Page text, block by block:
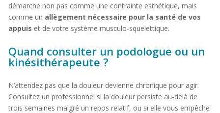
démarche non pas comme une contrainte esthétique, mais
comme un allègement nécessaire pour la santé de vos
appuis et de votre système musculo-squelettique.
Quand consulter un podologue ou un
kinésithérapeute ?
N’attendez pas que la douleur devienne chronique pour agir.
Consultez un professionnel si la douleur persiste au-delà de
trois semaines malgré un repos relatif, ou si elle vous empêche